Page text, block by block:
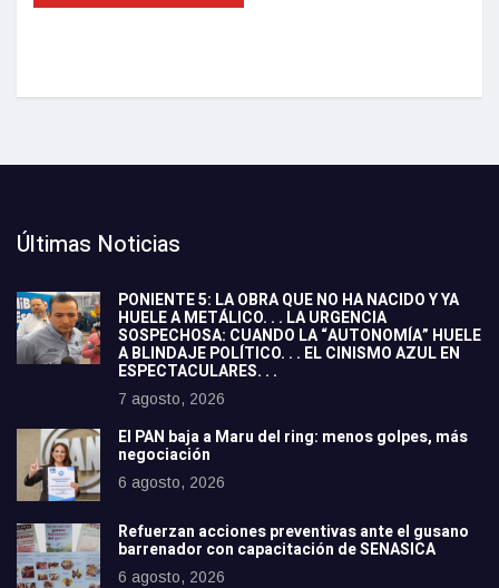
Últimas Noticias
PONIENTE 5: LA OBRA QUE NO HA NACIDO Y YA
HUELE A METÁLICO. . . LA URGENCIA
SOSPECHOSA: CUANDO LA “AUTONOMÍA” HUELE
A BLINDAJE POLÍTICO. . . EL CINISMO AZUL EN
ESPECTACULARES. . .
7 agosto, 2026
El PAN baja a Maru del ring: menos golpes, más
negociación
6 agosto, 2026
Refuerzan acciones preventivas ante el gusano
barrenador con capacitación de SENASICA
6 agosto, 2026